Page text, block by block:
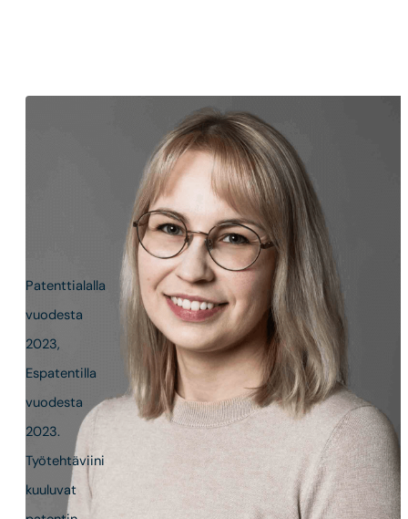
Nieminen
Administration
Patenttialalla
vuodesta
2023,
Espatentilla
vuodesta
2023.
Työtehtäviini
kuuluvat